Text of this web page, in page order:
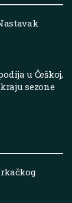
u Češkoj,
sezone